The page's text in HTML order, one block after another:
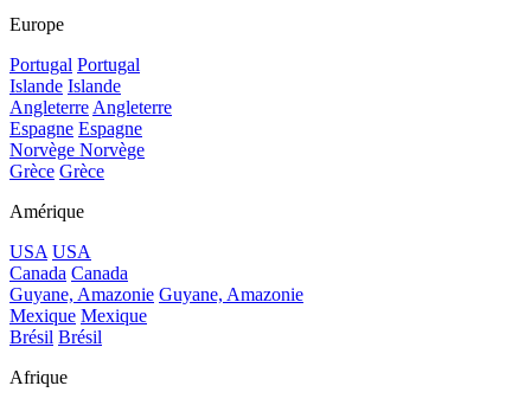
Europe
Portugal Portugal
Islande Islande
Angleterre Angleterre
Espagne Espagne
Norvège Norvège
Grèce Grèce
Amérique
USA USA
Canada Canada
Guyane, Amazonie Guyane, Amazonie
Mexique Mexique
Brésil Brésil
Afrique